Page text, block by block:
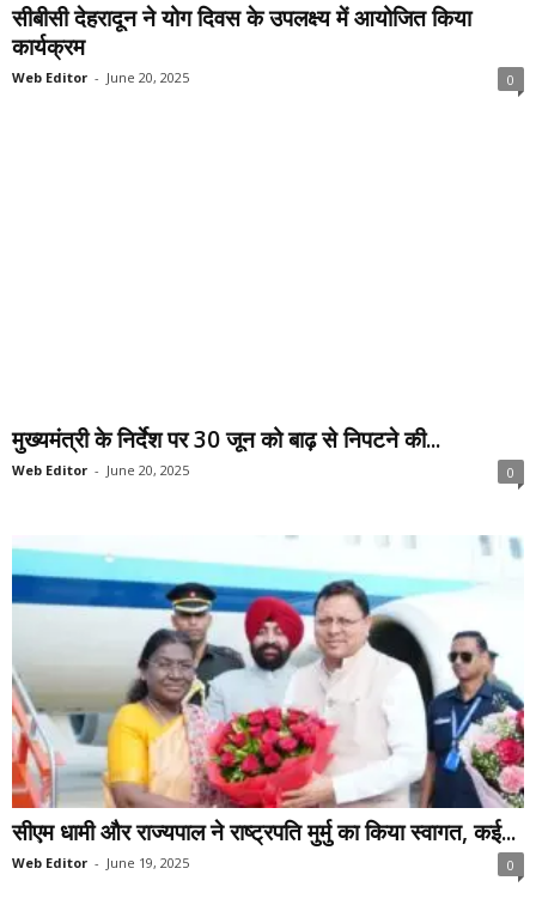
सीबीसी देहरादून ने योग दिवस के उपलक्ष्य में आयोजित किया
कार्यक्रम
Web Editor - June 20, 2025 0
मुख्यमंत्री के निर्देश पर 30 जून को बाढ़ से निपटने की...
Web Editor - June 20, 2025 0
सीएम धामी और राज्यपाल ने राष्ट्रपति मुर्मु का किया स्वागत, कई...
Web Editor - June 19, 2025 0